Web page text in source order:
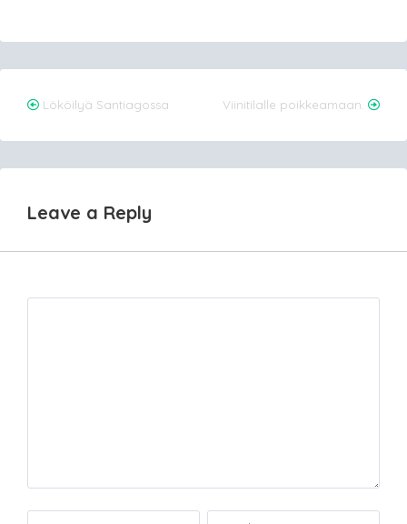
Post
navigation
Lököilyä Santiagossa Viinitilalle poikkeamaan.
Leave a Reply